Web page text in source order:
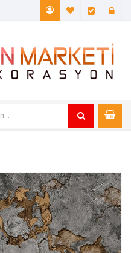
A. Listem